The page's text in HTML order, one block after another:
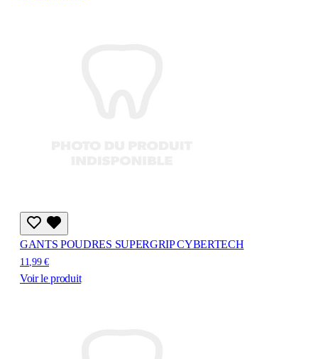
GANTS POUDRES SUPERGRIP CYBERTECH
11,99 €
Voir le produit